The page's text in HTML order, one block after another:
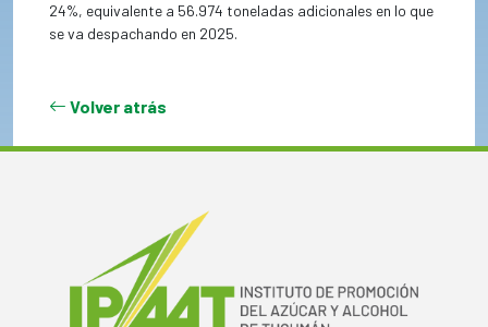
24%, equivalente a 56.974 toneladas adicionales en lo que
se va despachando en 2025.
Volver atrás